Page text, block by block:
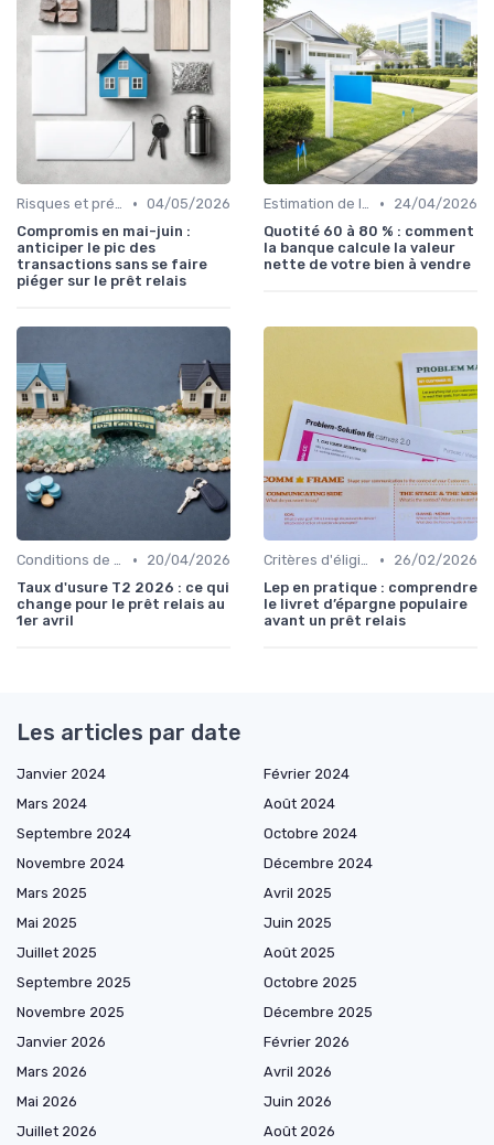
Risques et précautions • 04/05/2026
Compromis en mai-juin :
anticiper le pic des
transactions sans se faire
piéger sur le prêt relais
Estimation de la valeur du bien •
24/04/2026
Quotité 60 à 80 % : comment
la banque calcule la valeur
nette de votre bien à vendre
Conditions de remboursement •
20/04/2026
Taux d'usure T2 2026 : ce qui
change pour le prêt relais au
1er avril
Critères d'éligibilité •
26/02/2026
Lep en pratique : comprendre
le livret d’épargne populaire
avant un prêt relais
Les articles par date
Janvier 2024
Février 2024
Mars 2024
Août 2024
Septembre 2024
Octobre 2024
Novembre 2024
Décembre 2024
Mars 2025
Avril 2025
Mai 2025
Juin 2025
Juillet 2025
Août 2025
Septembre 2025
Octobre 2025
Novembre 2025
Décembre 2025
Janvier 2026
Février 2026
Mars 2026
Avril 2026
Mai 2026
Juin 2026
Juillet 2026
Août 2026